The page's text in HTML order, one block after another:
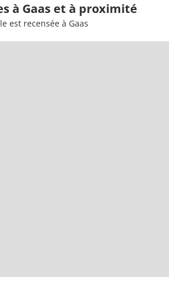
à Gaas et à proximité
est recensée à Gaas